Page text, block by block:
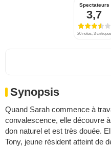
Spectateurs
3,7
20 notes, 3 critiques
Synopsis
Quand Sarah commence à
convalescence, elle découvre
don naturel et est très douée.
Tony, jeune résident atteint de